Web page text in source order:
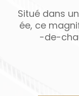
Situé dans
ée, ce
-de-